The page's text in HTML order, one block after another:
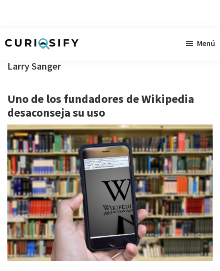
contenido
primaria
pie
singulares
raudales
Menú
Larry Sanger
Uno de los fundadores de Wikipedia
desaconseja su uso